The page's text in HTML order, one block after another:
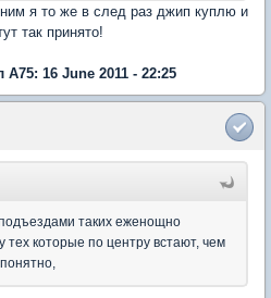
я то же в след раз джип куплю и
так принято!
16 June 2011 - 22:25
таких еженощно
которые по центру встают, чем